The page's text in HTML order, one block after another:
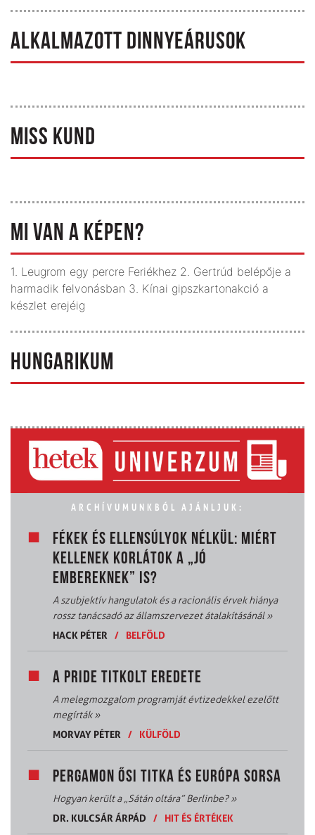
ALKALMAZOTT DINNYEÁRUSOK
MISS KUND
MI VAN A KÉPEN?
1. Leugrom egy percre Feriékhez 2. Gertrúd belépője a
harmadik felvonásban 3. Kínai gipszkartonakció a
készlet erejéig
HUNGARIKUM
ARCHÍVUMUNKBÓL AJÁNLJUK:
FÉKEK ÉS ELLENSÚLYOK NÉLKÜL: MIÉRT
KELLENEK KORLÁTOK A „JÓ
EMBEREKNEK” IS?
A szubjektív hangulatok és a racionális érvek hiánya
rossz tanácsadó az államszervezet átalakításánál»
HACK PÉTER
/ BELFÖLD
A PRIDE TITKOLT EREDETE
A melegmozgalom programját évtizedekkel ezelőtt
megírták»
MORVAY PÉTER
/ KÜLFÖLD
PERGAMON ŐSI TITKA ÉS EURÓPA SORSA
Hogyan került a „Sátán oltára” Berlinbe?»
DR. KULCSÁR ÁRPÁD
/ HIT ÉS ÉRTÉKEK